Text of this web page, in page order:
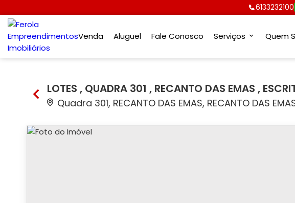
6133232100
Venda Aluguel Fale Conosco Serviços Quem
LOTES , QUADRA 301 , RECANTO DAS EMAS ,
Quadra 301, RECANTO DAS EMAS, RECANTO DAS